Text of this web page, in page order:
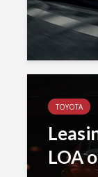
TOYOTA
LOA